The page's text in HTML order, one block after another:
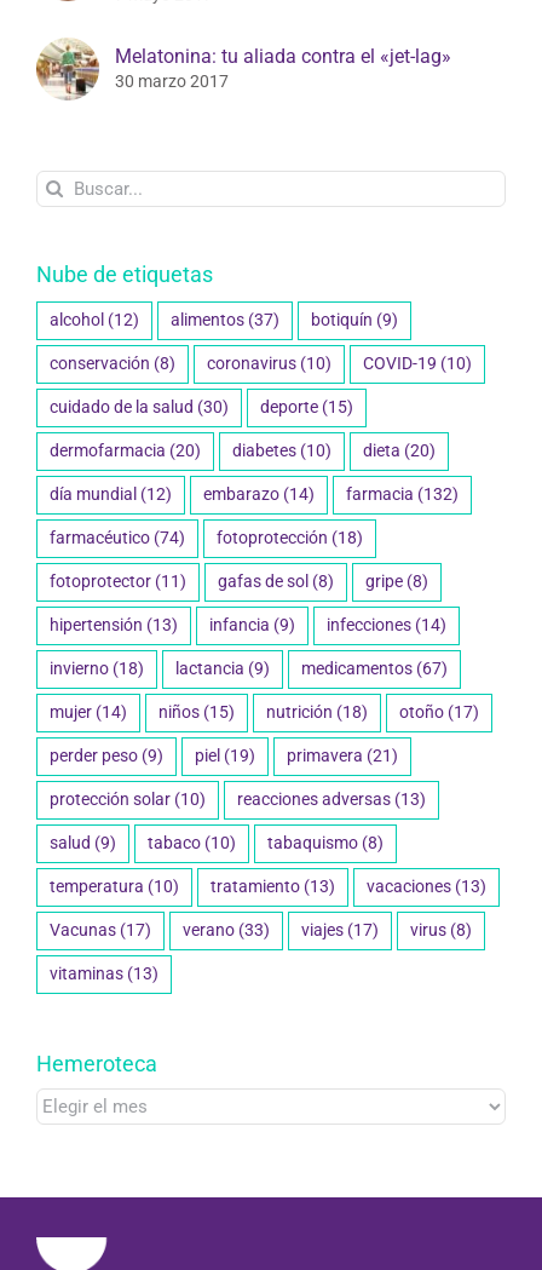
Melatonina: tu aliada contra el «jet-lag»
30 marzo 2017
Buscar:
Nube de etiquetas
alcohol (12) alimentos (37) botiquín (9)
conservación (8) coronavirus (10) COVID-19 (10)
cuidado de la salud (30) deporte (15)
dermofarmacia (20) diabetes (10) dieta (20)
día mundial (12) embarazo (14) farmacia (132)
farmacéutico (74) fotoprotección (18)
fotoprotector (11) gafas de sol (8) gripe (8)
hipertensión (13) infancia (9) infecciones (14)
invierno (18) lactancia (9) medicamentos (67)
mujer (14) niños (15) nutrición (18) otoño (17)
perder peso (9) piel (19) primavera (21)
protección solar (10) reacciones adversas (13)
salud (9) tabaco (10) tabaquismo (8)
temperatura (10) tratamiento (13) vacaciones (13)
Vacunas (17) verano (33) viajes (17) virus (8)
vitaminas (13)
Hemeroteca
Hemeroteca